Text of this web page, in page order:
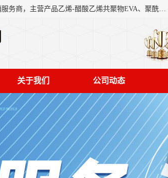
东莞市恒屹国际贸易有限公司（简称：恒屹国际）是一家石化原料综合营销服务商，主营产品乙烯-醋酸乙烯共聚物EVA、聚酰胺PA（尼龙）、醚酯型热塑弹性体TPEE等，公司秉承以市场为导向的战略思想，致力于大宗石化原料在中国市场的营销服务业务，为客户提供一站式的全面服务。
关于我们 公司动态